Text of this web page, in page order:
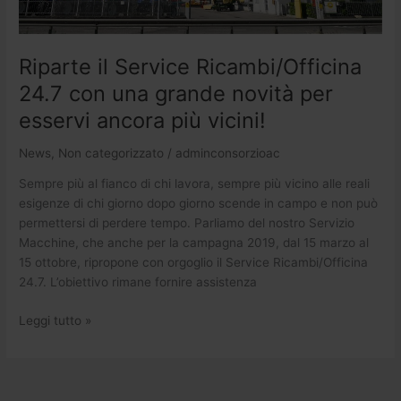
Riparte il Service Ricambi/Officina
24.7 con una grande novità per
esservi ancora più vicini!
News Non categorizzato / adminconsorzioac
Sempre più al fianco di chi lavora, sempre più vicino alle reali
esigenze di chi giorno dopo giorno scende in campo e non può
permettersi di perdere tempo. Parliamo del nostro Servizio
Macchine, che anche per la campagna 2019, dal 15 marzo al
15 ottobre, ripropone con orgoglio il Service Ricambi/Officina
24.7. L’obiettivo rimane fornire assistenza
esservi
ancora
vicini!
Leggi tutto »